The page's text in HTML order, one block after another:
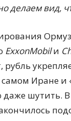
делаем вид,
ExxonMobilи
рубль
Иране и
шутить. В